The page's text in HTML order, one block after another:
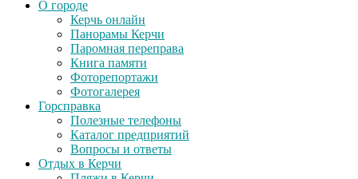
О городе
Керчь онлайн
Панорамы Керчи
Паромная переправа
Книга памяти
Фоторепортажи
Фотогалерея
Горсправка
Полезные телефоны
Каталог предприятий
Вопросы и ответы
Отдых в Керчи